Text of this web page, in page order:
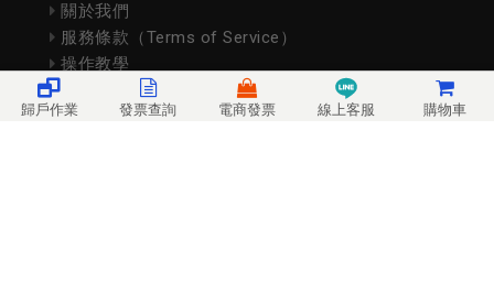
歸戶作業 發票查詢 電商發票 線上客服 購物車
關於我們
服務條款（Terms of Service）
操作教學
註冊商標